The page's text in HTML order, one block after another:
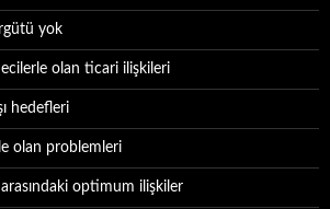
yok
olan ticari ilişkileri
hedefleri
olan problemleri
optimum ilişkiler